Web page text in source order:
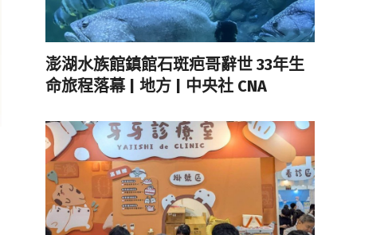
澎湖水族館鎮館石斑疤哥辭世 33年生
命旅程落幕 | 地方 | 中央社 CNA